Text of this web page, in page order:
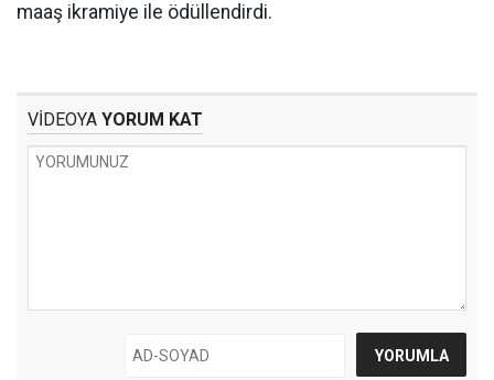
maaş ikramiye ile ödüllendirdi.
VİDEOYA YORUM KAT